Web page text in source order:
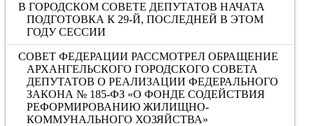
В ГОРОДСКОМ СОВЕТЕ ДЕПУТАТОВ НАЧАТА
ПОДГОТОВКА К 29-Й, ПОСЛЕДНЕЙ В ЭТОМ
ГОДУ СЕССИИ
СОВЕТ ФЕДЕРАЦИИ РАССМОТРЕЛ ОБРАЩЕНИЕ
АРХАНГЕЛЬСКОГО ГОРОДСКОГО СОВЕТА
ДЕПУТАТОВ О РЕАЛИЗАЦИИ ФЕДЕРАЛЬНОГО
ЗАКОНА № 185-ФЗ «О ФОНДЕ СОДЕЙСТВИЯ
РЕФОРМИРОВАНИЮ ЖИЛИЩНО-
КОММУНАЛЬНОГО ХОЗЯЙСТВА»